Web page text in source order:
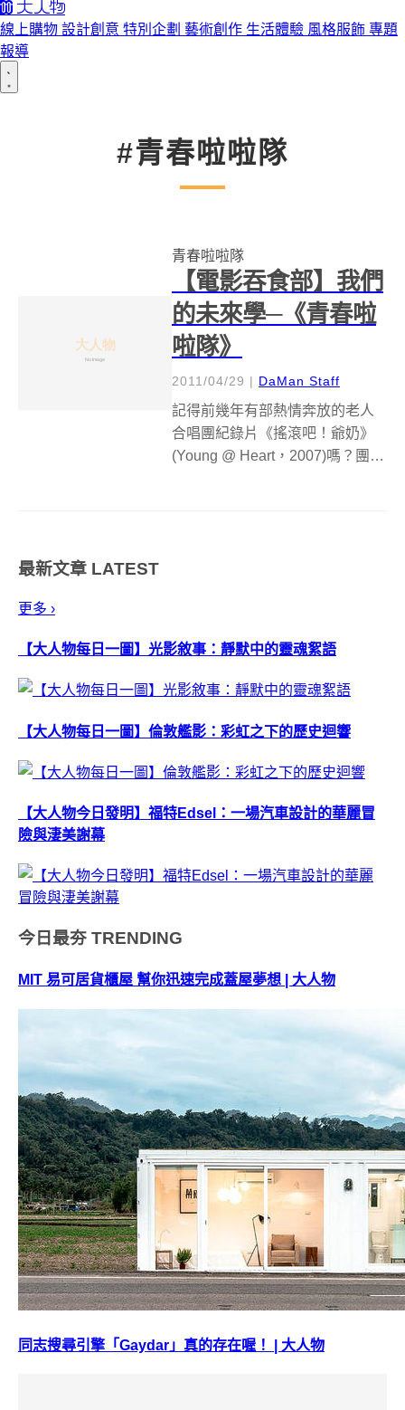
線上購物 設計創意 特別企劃 藝術創作 生活體驗 風格服飾 專題
報導
#青春啦啦隊
青春啦啦隊
【電影吞食部】我們
的未來學─《青春啦
啦隊》
2011/04/29 | DaMan Staff
記得前幾年有部熱情奔放的老人
合唱團紀錄片《搖滾吧！爺奶》
(Young @ Heart，2007)嗎？團員
最新文章 LATEST
更多 ›
【大人物每日一圖】光影敘事：靜默中的靈魂絮語
【大人物每日一圖】倫敦艦影：彩虹之下的歷史迴響
【大人物今日發明】福特Edsel：一場汽車設計的華麗冒
險與淒美謝幕
今日最夯 TRENDING
MIT 易可居貨櫃屋 幫你迅速完成蓋屋夢想 | 大人物
同志搜尋引擎「Gaydar」真的存在喔！ | 大人物